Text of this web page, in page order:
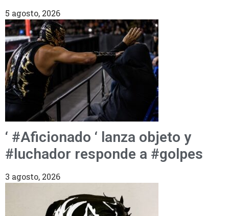
5 agosto, 2026
‘ #Aficionado ‘ lanza objeto y
#luchador responde a #golpes
3 agosto, 2026